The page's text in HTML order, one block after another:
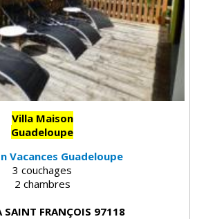
Villa Maison
Guadeloupe
Vacances Guadeloupe
3 couchages
2 chambres
SAINT FRANÇOIS 97118